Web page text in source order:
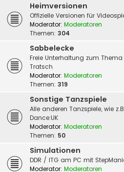
Heimversionen
Offizielle Versionen für
Moderator: Moderatoren
Themen: 304
Sabbelecke
Freie Unterhaltung zum
Tratsch
Moderator: Moderatoren
Themen: 319
Sonstige Tanzspiele
Alle anderen Tanzspiele, wie
Dance:UK
Moderator: Moderatoren
Themen: 50
Simulationen
DDR / ITG am PC mit
Moderator: Moderatoren